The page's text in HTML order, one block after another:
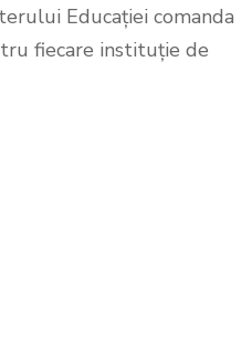
Educației comanda
fiecare instituție de